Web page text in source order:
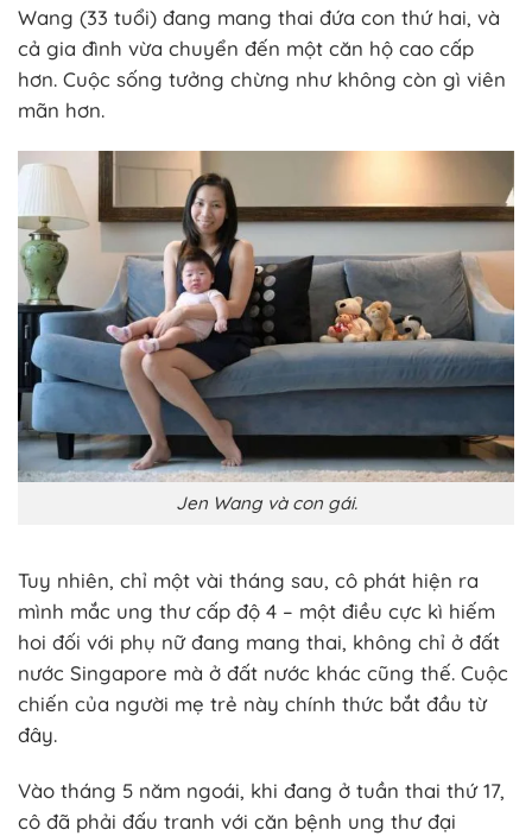
Wang (33 tuổi) đang mang thai đứa con thứ hai, và
cả gia đình vừa chuyển đến một căn hộ cao cấp
hơn. Cuộc sống tưởng chừng như không còn gì viên
mãn hơn.
Jen Wang và con gái.
Tuy nhiên, chỉ một vài tháng sau, cô phát hiện ra
mình mắc ung thư cấp độ 4 – một điều cực kì hiếm
hoi đối với phụ nữ đang mang thai, không chỉ ở đất
nước Singapore mà ở đất nước khác cũng thế. Cuộc
chiến của người mẹ trẻ này chính thức bắt đầu từ
đây.
Vào tháng 5 năm ngoái, khi đang ở tuần thai thứ 17,
cô đã phải đấu tranh với căn bệnh ung thư đại